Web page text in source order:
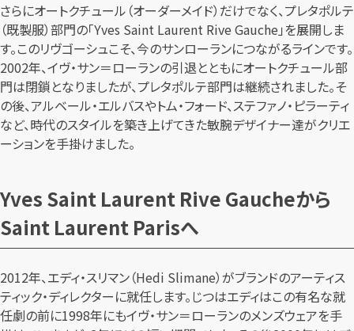
さらにオートクチュール（オーダーメイド）だけでなく、プレタポルテ
（既製服）部門の「Yves Saint Laurent Rive Gauche」を展開しま
す。このリヴゴーシュこそ、今のサンローランにつながるラインです。
2002年、イヴ・サン＝ローランの引退とともにオートクチュール部
門は閉鎖となりましたが、プレタポルテ部門は継続されました。そ
の後、アルベール・エルバスやトム・フォード、ステファノ・ピラーティ
など、時代のスタイルを築き上げてきた敏腕デザイナー達がクリエ
ーションを手掛けました。
Yves Saint Laurent Rive Gaucheから
Saint Laurent Parisへ
2012年、エディ・スリマン（Hedi Slimane）がブランドのアーティス
ティック・ディレクターに就任します。じつはエディはこの有名な就
任劇の前に1998年にもイヴ・サン＝ローランのメンズウェアを手